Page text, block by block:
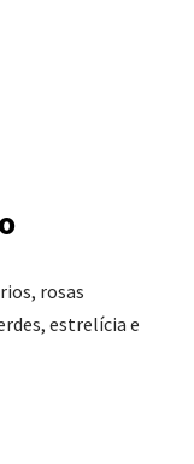
rosas
estrelícia e